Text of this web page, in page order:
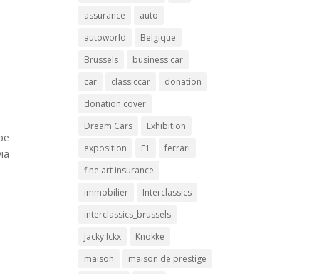
assurance
auto
autoworld
Belgique
Brussels
business car
car
classiccar
donation
donation cover
Dream Cars
Exhibition
exposition
F1
ferrari
fine art insurance
immobilier
Interclassics
interclassics_brussels
Jacky Ickx
Knokke
maison
maison de prestige